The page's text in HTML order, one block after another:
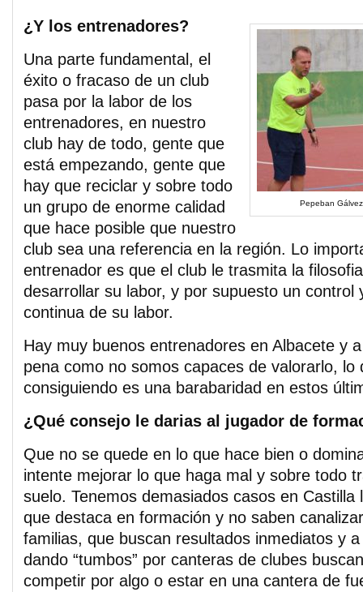
Pepeban
¿Y los entrenadores?
Una parte fundamental, el
éxito o fracaso de un club
pasa por la labor de los
entrenadores, en nuestro
club hay de todo, gente que
está empezando, gente que
hay que reciclar y sobre todo
un grupo de enorme calidad
que hace posible que nuestro
club sea una referencia en la región. Lo
entrenador es que el club le trasmita la
desarrollar su labor, y por supuesto un control
continua de su labor.
Hay muy buenos entrenadores en Albacete y
pena como no somos capaces de valorarlo, lo
consiguiendo es una barabaridad en estos
¿Qué consejo le darias al jugador de
Que no se quede en lo que hace bien o
intente mejorar lo que haga mal y sobre todo
suelo. Tenemos demasiados casos en Castilla
que destaca en formación y no saben
familias, que buscan resultados inmediatos y
dando “tumbos” por canteras de clubes
competir por algo o estar en una cantera de